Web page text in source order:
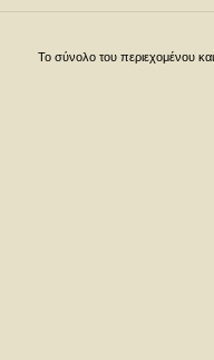
Το σύνολο του περιεχομένου